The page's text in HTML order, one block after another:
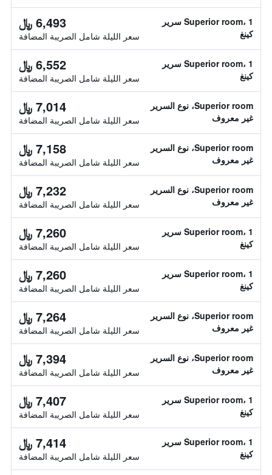
Superior room، 1 سرير
كينغ
6,493 ﷼
سعر الليلة شامل الصريبة المضافة
Superior room، 1 سرير
كينغ
6,552 ﷼
سعر الليلة شامل الصريبة المضافة
Superior room، نوع السرير
غير معروف
7,014 ﷼
سعر الليلة شامل الصريبة المضافة
Superior room، نوع السرير
غير معروف
7,158 ﷼
سعر الليلة شامل الصريبة المضافة
Superior room، نوع السرير
غير معروف
7,232 ﷼
سعر الليلة شامل الصريبة المضافة
Superior room، 1 سرير
كينغ
7,260 ﷼
سعر الليلة شامل الصريبة المضافة
Superior room، 1 سرير
كينغ
7,260 ﷼
سعر الليلة شامل الصريبة المضافة
Superior room، نوع السرير
غير معروف
7,264 ﷼
سعر الليلة شامل الصريبة المضافة
Superior room، نوع السرير
غير معروف
7,394 ﷼
سعر الليلة شامل الصريبة المضافة
Superior room، 1 سرير
كينغ
7,407 ﷼
سعر الليلة شامل الصريبة المضافة
Superior room، 1 سرير
كينغ
7,414 ﷼
سعر الليلة شامل الصريبة المضافة